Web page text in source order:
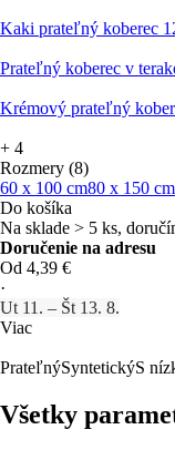
Kaki prateľný koberec
Prateľný koberec v
Krémový prateľný
+ 4
Rozmery (8)
60 x 100 cm80 x 150 cm
Do košíka
Na sklade > 5 ks,
Doručenie na adresu
Od 4,39 €
·
Ut 11. – Št 13. 8.
Viac
PrateľnýSyntetickýS
Všetky